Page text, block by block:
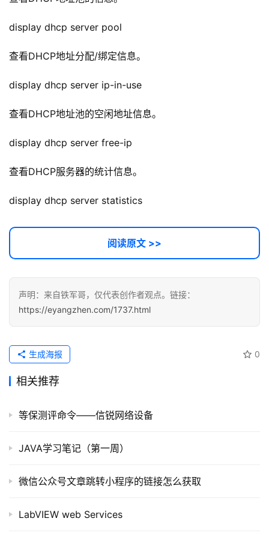
display dhcp server pool
查看DHCP地址分配/绑定信息。
display dhcp server ip-in-use
查看DHCP地址池的空闲地址信息。
display dhcp server free-ip
查看DHCP服务器的统计信息。
display dhcp server statistics
阅读原文 >>
声明：来自铁军哥，仅代表创作者观点。链接：
https://eyangzhen.com/1737.html
0
生成海报
相关推荐
等保测评命令——信锐网络设备
JAVA学习笔记（第一周）
微信公众号文章跳转小程序的链接怎么获取
LabVIEW web Services